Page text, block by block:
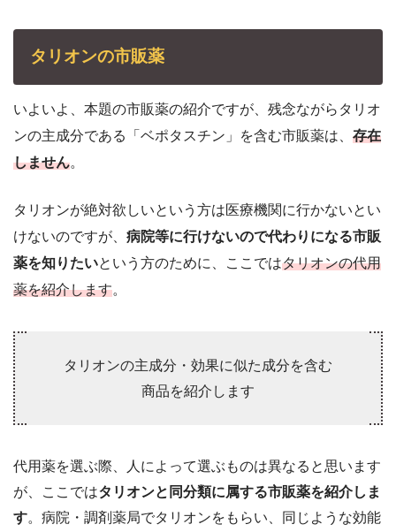
タリオンの市販薬
いよいよ、本題の市販薬の紹介ですが、残念ながらタリオ
ンの主成分である「ベポタスチン」を含む市販薬は、 存在
しません。
タリオンが絶対欲しいという方は医療機関に行かないとい
けないのですが、 病院等に行けないので代わりになる市販
薬を知りたいという方のために、ここではタリオンの代用
薬を紹介します。
タリオンの主成分・効果に似た成分を含む
商品を紹介します
代用薬を選ぶ際、人によって選ぶものは異なると思います
が、ここではタリオンと同分類に属する市販薬を紹介しま
す。病院・調剤薬局でタリオンをもらい、同じような効能